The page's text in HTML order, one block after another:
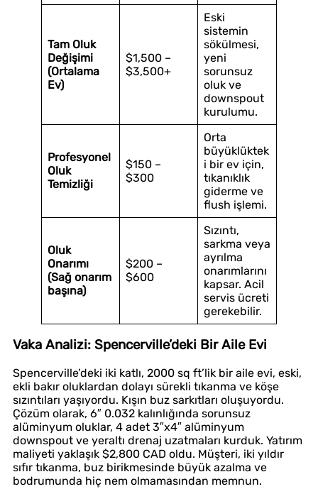
Tam Oluk
Değişimi
(Ortalama
Ev)
$1,500 –
$3,500+
Eski
sistemin
sökülmesi,
yeni
sorunsuz
oluk ve
downspout
kurulumu.
Profesyonel
Oluk
Temizliği
$150 –
$300
Orta
büyüklüktek
i bir ev için,
tıkanıklık
giderme ve
flush işlemi.
Oluk
Onarımı
(Sağ onarım
başına)
$200 –
$600
Sızıntı,
sarkma veya
ayrılma
onarımlarını
kapsar. Acil
servis ücreti
gerekebilir.
Vaka Analizi: Spencerville’deki Bir Aile Evi
Spencerville’deki iki katlı, 2000 sq ft’lik bir aile evi, eski,
ekli bakır oluklardan dolayı sürekli tıkanma ve köşe
sızıntıları yaşıyordu. Kışın buz sarkıtları oluşuyordu.
Çözüm olarak, 6″ 0.032 kalınlığında sorunsuz
alüminyum oluklar, 4 adet 3″x4″ alüminyum
downspout ve yeraltı drenaj uzatmaları kurduk. Yatırım
maliyeti yaklaşık $2,800 CAD oldu. Müşteri, iki yıldır
sıfır tıkanma, buz birikmesinde büyük azalma ve
bodrumunda hiç nem olmamasından memnun.